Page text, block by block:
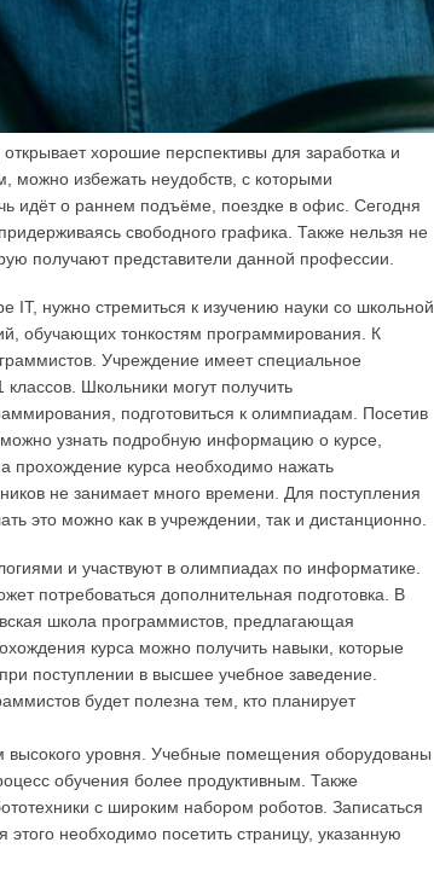
хорошие перспективы для заработка и
можно избежать неудобств, с которыми
идёт о раннем подъёме, поездке в офис. Сегодня
свободного графика. Также нельзя не
получают представители данной профессии.
IT, нужно стремиться к изучению науки со школьной
обучающих тонкостям программирования. К
Учреждение имеет специальное
Школьники могут получить
подготовиться к олимпиадам. Посетив
, можно узнать подробную информацию о курсе,
прохождение курса необходимо нажать
не занимает много времени. Для поступления
это можно как в учреждении, так и дистанционно.
и участвуют в олимпиадах по информатике.
потребоваться дополнительная подготовка. В
школа программистов, предлагающая
курса можно получить навыки, которые
поступлении в высшее учебное заведение.
будет полезна тем, кто планирует
уровня. Учебные помещения оборудованы
обучения более продуктивным. Также
с широким набором роботов. Записаться
необходимо посетить страницу, указанную